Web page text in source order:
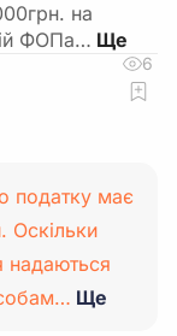
на
ФОПа…
6
податку має
Оскільки
надаються
Ще